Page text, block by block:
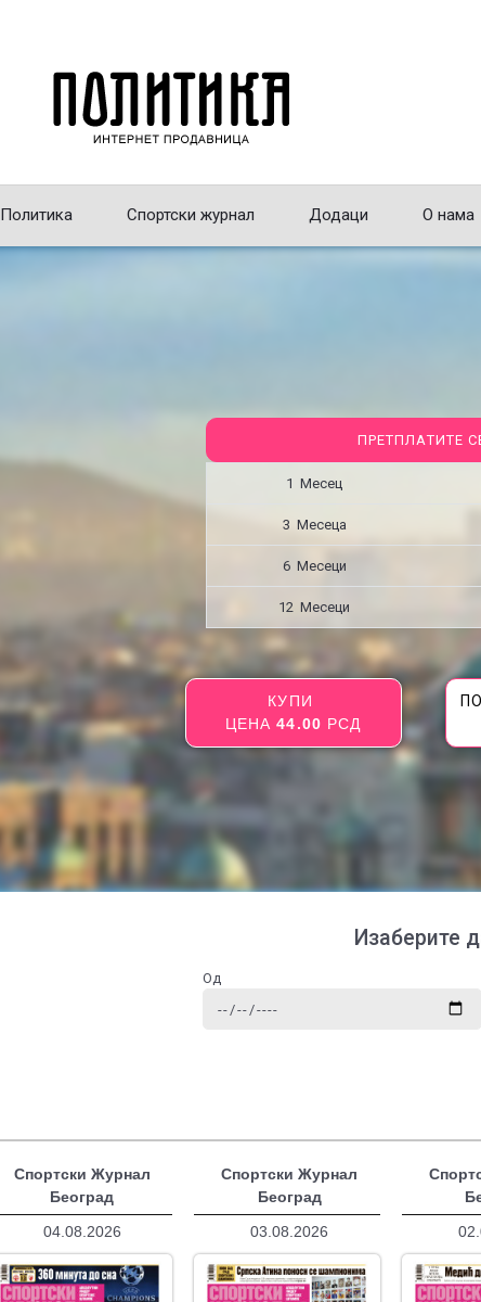
Политика Спортски журнал Додаци О нама
ПРЕТПЛАТИТЕ
1 Месец
3 Месецa
6 Месеци
12 Месеци
КУПИ
ЦЕНА44.00 РСД
Изаберите
Од
Спортски Журнал
Београд
04.08.2026
Спортски Журнал
Београд
03.08.2026